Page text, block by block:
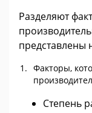
Разделяют
представлены
Факторы,
Степень